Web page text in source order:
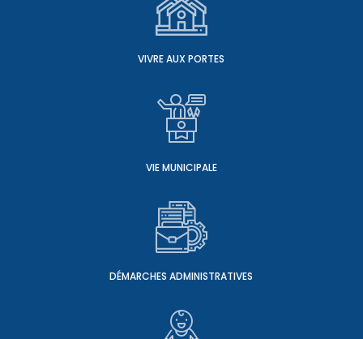
VIVRE AUX PORTES
VIE MUNICIPALE
DÉMARCHES ADMINISTRATIVES